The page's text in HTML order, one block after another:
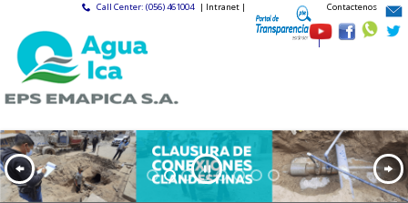
Call Center: (056) 461004 | Intranet |
|
Contactenos